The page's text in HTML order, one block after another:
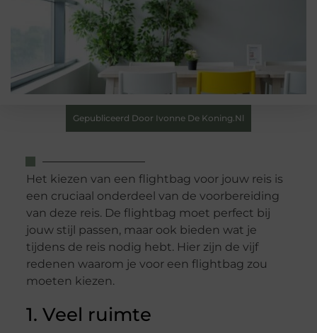
Gepubliceerd Door Ivonne De Koning.nl
Het kiezen van een flightbag voor jouw reis is
een cruciaal onderdeel van de voorbereiding
van deze reis. De flightbag moet perfect bij
jouw stijl passen, maar ook bieden wat je
tijdens de reis nodig hebt. Hier zijn de vijf
redenen waarom je voor een flightbag zou
moeten kiezen.
1. Veel ruimte